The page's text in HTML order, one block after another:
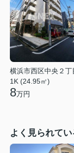
横浜市西区中央２丁
1K (24.95㎡)
8万円
よく見られて